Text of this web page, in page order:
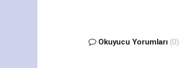
Okuyucu Yorumları (0)